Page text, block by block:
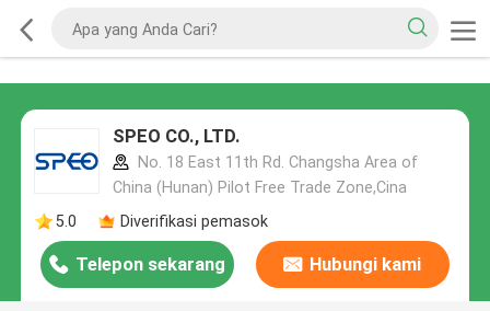
SPEO CO., LTD.
No. 18 East 11th Rd. Changsha Area of
China (Hunan) Pilot Free Trade Zone,Cina
5.0
Diverifikasi pemasok
Telepon sekarang Hubungi kami